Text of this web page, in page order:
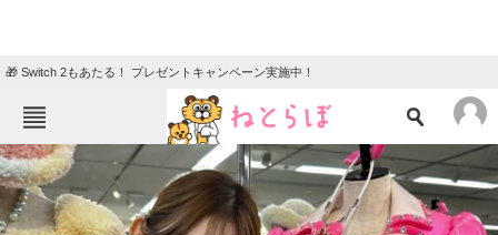
🎁 Switch 2もあたる！ プレゼントキャンペーン実施中！
ねとらぼメニュー
TOP
エンタメ クイズ